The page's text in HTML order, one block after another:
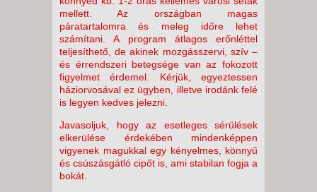
mellett. Az országban magas
páratartalomra és meleg időre lehet
számítani. A program átlagos erőnléttel
teljesíthető, de akinek mozgásszervi, szív –
és érrendszeri betegsége van az fokozott
figyelmet érdemel. Kérjük, egyeztessen
háziorvosával ez ügyben, illetve irodánk felé
is legyen kedves jelezni.
Javasoljuk, hogy az esetleges sérülések
elkerülése érdekében mindenképpen
vigyenek magukkal egy kényelmes, könnyű
és csúszásgátló cipőt is, ami stabilan fogja a
bokát.